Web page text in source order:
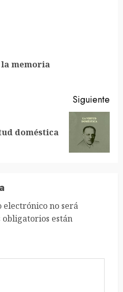
la memoria
Siguiente
doméstica
no será
obligatorios están